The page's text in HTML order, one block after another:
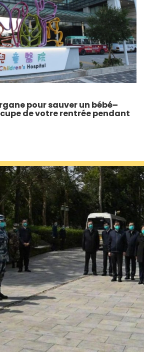
pour sauver un bébé–
de votre rentrée pendant